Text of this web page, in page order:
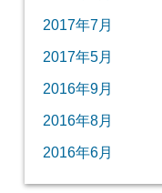
2017年7月
2017年5月
2016年9月
2016年8月
2016年6月